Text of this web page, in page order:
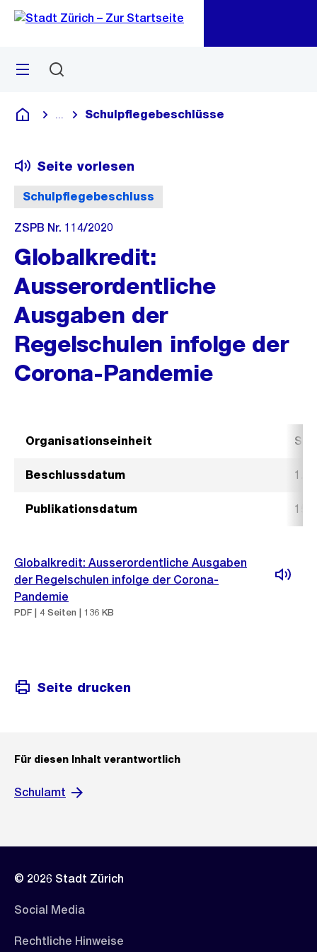
Navigation
Sprunglink
Menü
Deutsch
Blende alle Breadcrumbs ein
Schulpflegebeschlüsse
Schulpflegebeschluss
Seite vorlesen
ZSPB Nr. 114/2020
Globalkredit:
Ausserordentliche
Ausgaben der
Regelschulen infolge der
Corona-Pandemie
Organisationseinheit
Beschlussdatum 1.
Publikationsdatum 15.
Globalkredit: Ausserordentliche Ausgaben
der Regelschulen infolge der Corona-
Pandemie
PDF | 4 Seiten | 136 KB
Seite drucken
Für diesen Inhalt verantwortlich
Schulamt
© 2026 Stadt Zürich
Social Media
Rechtliche Hinweise